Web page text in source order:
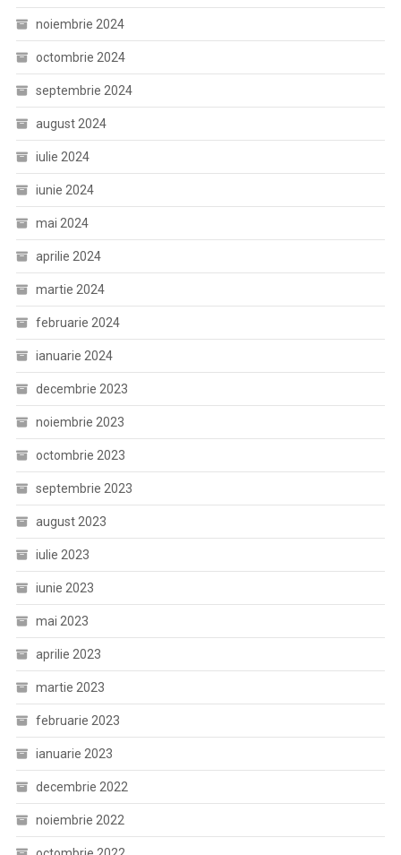
noiembrie 2024
octombrie 2024
septembrie 2024
august 2024
iulie 2024
iunie 2024
mai 2024
aprilie 2024
martie 2024
februarie 2024
ianuarie 2024
decembrie 2023
noiembrie 2023
octombrie 2023
septembrie 2023
august 2023
iulie 2023
iunie 2023
mai 2023
aprilie 2023
martie 2023
februarie 2023
ianuarie 2023
decembrie 2022
noiembrie 2022